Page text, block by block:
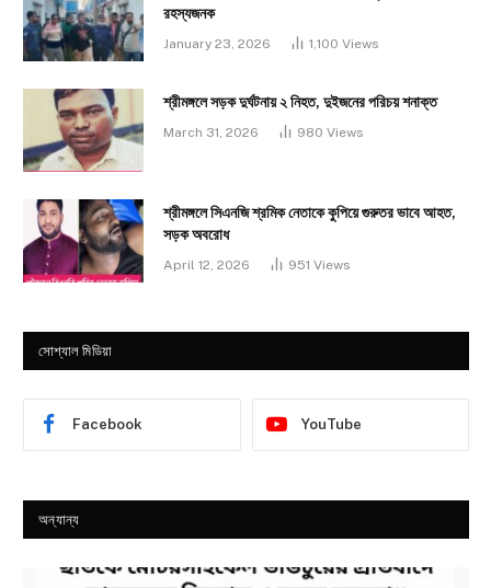
রহস্যজনক
January 23, 2026 1,100 Views
শ্রীমঙ্গলে সড়ক দুর্ঘটনায় ২ নিহত, দুইজনের পরিচয় শনাক্ত
March 31, 2026 980 Views
শ্রীমঙ্গলে সিএনজি শ্রমিক নেতাকে কুপিয়ে গুরুতর ভাবে আহত,
সড়ক অবরোধ
April 12, 2026 951 Views
সোশ্যাল মিডিয়া
Facebook YouTube
অন্যান্য